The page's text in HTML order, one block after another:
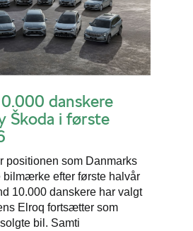
danskere
Škoda i første
positionen som Danmarks
efter første halvår
10.000 danskere har valgt
Elroq fortsætter som
bil. Samti